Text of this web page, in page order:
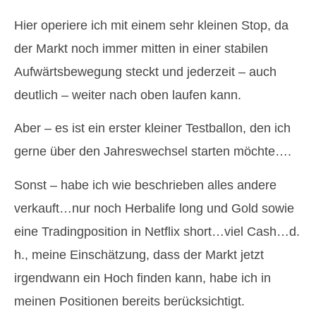
Hier operiere ich mit einem sehr kleinen Stop, da
der Markt noch immer mitten in einer stabilen
Aufwärtsbewegung steckt und jederzeit – auch
deutlich – weiter nach oben laufen kann.
Aber – es ist ein erster kleiner Testballon, den ich
gerne über den Jahreswechsel starten möchte….
Sonst – habe ich wie beschrieben alles andere
verkauft…nur noch Herbalife long und Gold sowie
eine Tradingposition in Netflix short…viel Cash…d.
h., meine Einschätzung, dass der Markt jetzt
irgendwann ein Hoch finden kann, habe ich in
meinen Positionen bereits berücksichtigt.